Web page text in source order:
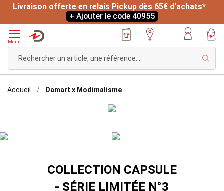
Livraison offerte en relais Pickup dès 65€ d'achats*
+ Ajouter le code 40955
Menu
Accueil Damart x Modimalisme
COLLECTION CAPSULE
- SÉRIE LIMITÉE N°3